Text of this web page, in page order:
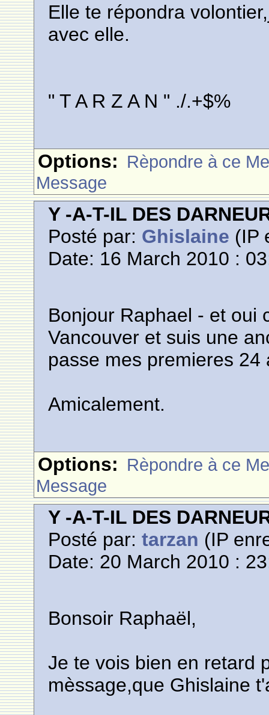
Elle te répondra
avec elle.
" T A R Z A N " ./.+$%
Options: Rèpondre à ce
Message
Y -A-T-IL DES
Posté par: Ghislaine (IP
Date: 16 March 2010 :
Bonjour Raphael - et oui
Vancouver et suis une
passe mes premieres 24
Amicalement.
Options: Rèpondre à ce
Message
Y -A-T-IL DES
Posté par:tarzan (IP
Date: 20 March 2010 :
Bonsoir Raphaël,
Je te vois bien en retard
mèssage,que Ghislaine